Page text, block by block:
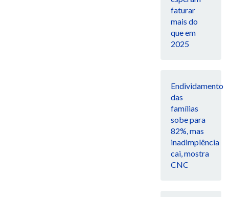
faturar
mais do
que em
2025
Endividamento
das
famílias
sobe para
82%, mas
inadimplência
cai, mostra
CNC